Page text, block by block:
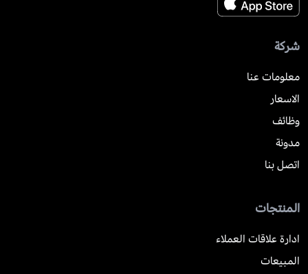
شركة
معلومات عنا
الاسعار
وظائف
مدونة
اتصل بنا
المنتجات
ادارة علاقات العملاء
المبيعات